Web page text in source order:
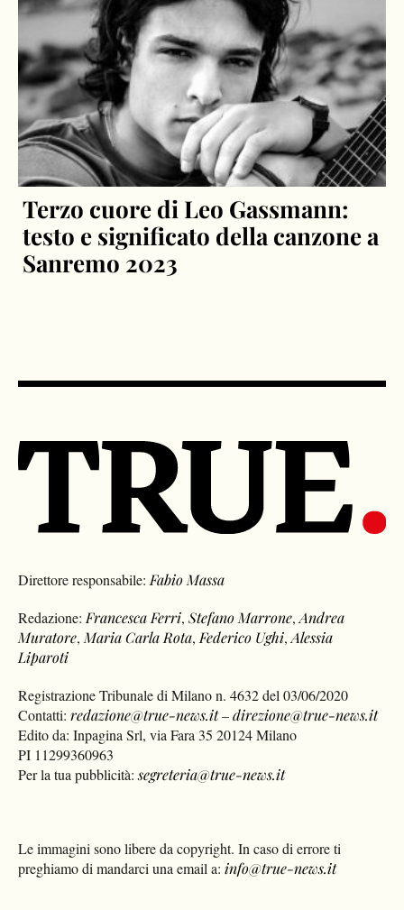
Terzo cuore di Leo Gassmann:
testo e significato della canzone a
Sanremo 2023
Direttore responsabile: Fabio Massa
Redazione: Francesca Ferri,Stefano Marrone,Andrea
Muratore, Maria Carla Rota, Federico Ughi,Alessia
Liparoti
Registrazione Tribunale di Milano n. 4632 del 03/06/2020
Contatti:redazione@true-news.it–direzione@true-news.it
Edito da: Inpagina Srl, via Fara 35 20124 Milano
PI 11299360963
Per la tua pubblicità:segreteria@true-news.it
Le immagini sono libere da copyright. In caso di errore ti
preghiamo di mandarci una email a: info@true-news.it